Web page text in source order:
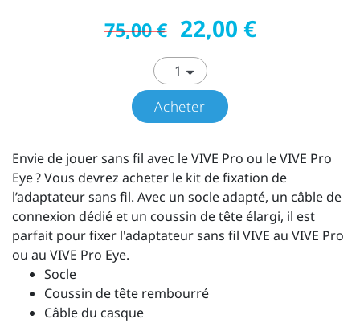
75,00 € 22,00 €
Acheter
Envie de jouer sans fil avec le VIVE Pro ou le VIVE Pro
Eye ? Vous devrez acheter le kit de fixation de
l’adaptateur sans fil. Avec un socle adapté, un câble de
connexion dédié et un coussin de tête élargi, il est
parfait pour fixer l'adaptateur sans fil VIVE au VIVE Pro
ou au VIVE Pro Eye.
Socle
Coussin de tête rembourré
Câble du casque